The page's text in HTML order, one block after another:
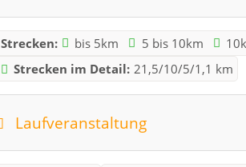
Strecken: bis 5km 5 bis 10km
Strecken im Detail: 21,5/10/5/1,1 km
Laufveranstaltung